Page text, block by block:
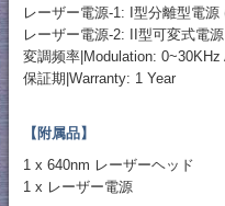
レーザー電源-1: I型分離型電源
レーザー電源-2: II型可変式電
変調频率|Modulation: 0~30KHz
保証期|Warranty: 1 Year
【附属品】
1 x 640nm レーザーヘッド
1 x レーザー電源